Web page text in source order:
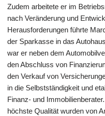
Zudem arbeitete er im
nach Veränderung und
Herausforderungen führte
der Sparkasse in das
war er neben dem
den Abschluss von
den Verkauf von
in die Selbstständigkeit und
Finanz- und
höchste Qualität wurden von